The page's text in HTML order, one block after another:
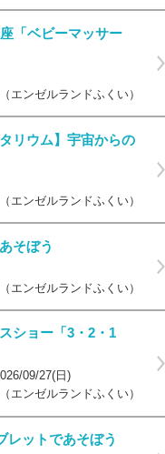
「ベビーマッサー
エンゼルランドふくい）
リウム】宇宙からの
エンゼルランドふくい）
そぼう
エンゼルランドふくい）
ショー「3・2・1
09/27(日)
エンゼルランドふくい）
レットであそぼう